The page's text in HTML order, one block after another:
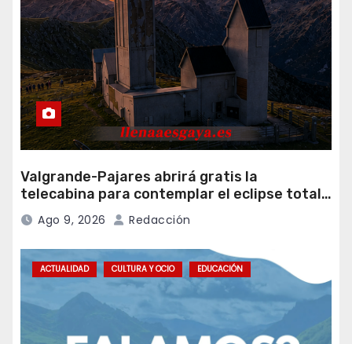
Valgrande-Pajares abrirá gratis la
telecabina para contemplar el eclipse total
desde Cuitunigru
Ago 9, 2026 Redacción
ACTUALIDAD CULTURA Y OCIO EDUCACIÓN